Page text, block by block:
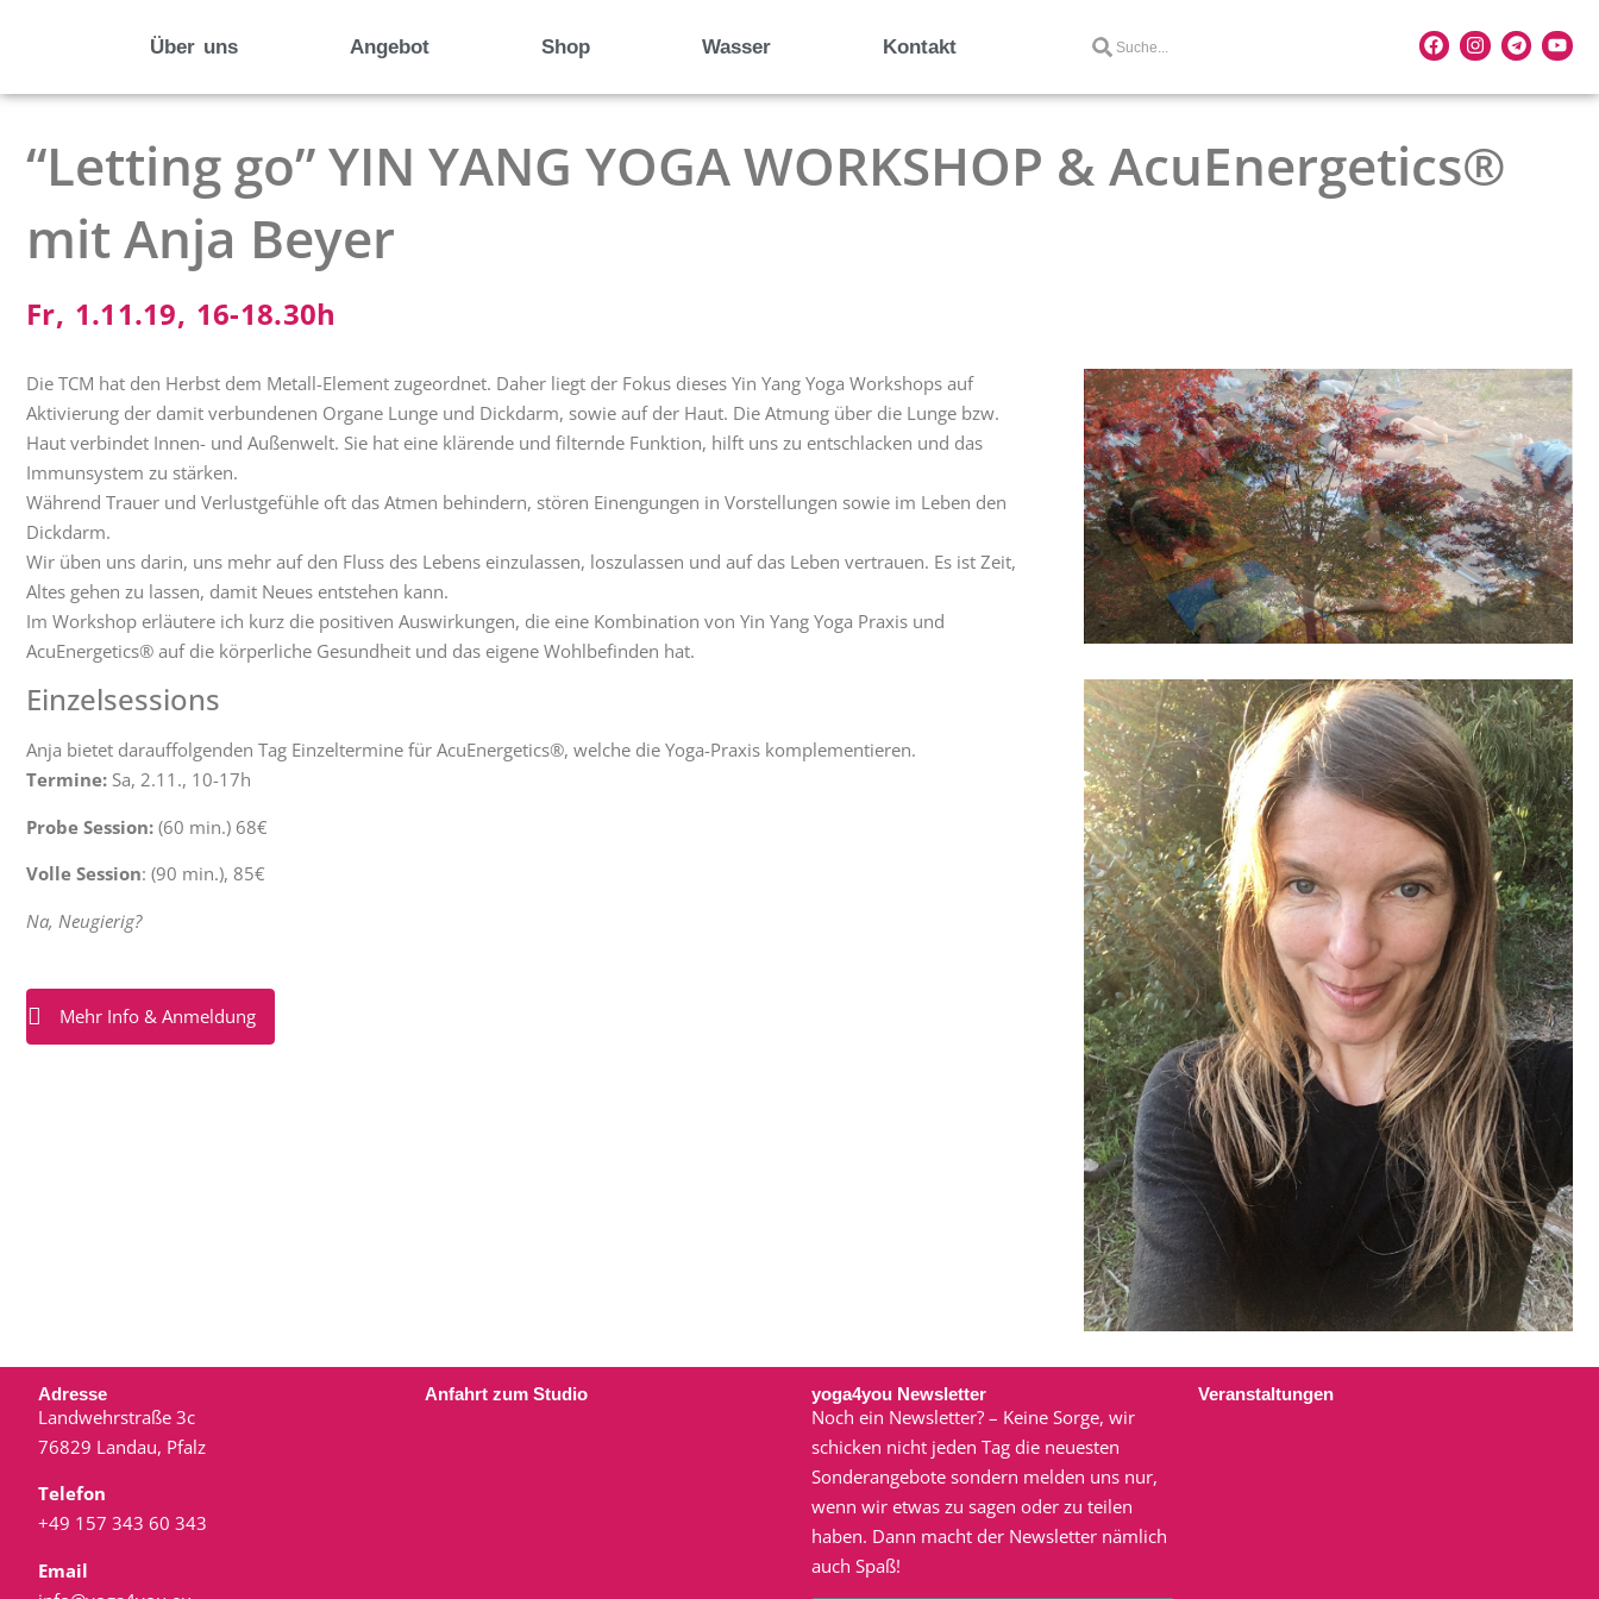
Über uns Angebot Shop Wasser Kontakt
“Letting go” YIN YANG YOGA WORKSHOP & AcuEnergetics®
mit Anja Beyer
Fr, 1.11.19, 16-18.30h
Die TCM hat den Herbst dem Metall-Element zugeordnet. Daher liegt der Fokus dieses Yin Yang Yoga Workshops auf
Aktivierung der damit verbundenen Organe Lunge und Dickdarm, sowie auf der Haut. Die Atmung über die Lunge bzw.
Haut verbindet Innen- und Außenwelt. Sie hat eine klärende und filternde Funktion, hilft uns zu entschlacken und das
Immunsystem zu stärken.
Während Trauer und Verlustgefühle oft das Atmen behindern, stören Einengungen in Vorstellungen sowie im Leben den
Dickdarm.
Wir üben uns darin, uns mehr auf den Fluss des Lebens einzulassen, loszulassen und auf das Leben vertrauen. Es ist Zeit,
Altes gehen zu lassen, damit Neues entstehen kann.
Im Workshop erläutere ich kurz die positiven Auswirkungen, die eine Kombination von Yin Yang Yoga Praxis und
AcuEnergetics® auf die körperliche Gesundheit und das eigene Wohlbefinden hat.
Einzelsessions
Anja bietet darauffolgenden Tag Einzeltermine für AcuEnergetics®, welche die Yoga-Praxis komplementieren.
Termine: Sa, 2.11., 10-17h
Probe Session: (60 min.) 68€
Volle Session: (90 min.), 85€
Na, Neugierig?
Mehr Info & Anmeldung
Adresse
Landwehrstraße 3c
76829 Landau, Pfalz
Telefon
+49 157 343 60 343
Email
Anfahrt zum Studio yoga4you Newsletter
Noch ein Newsletter? – Keine Sorge, wir
schicken nicht jeden Tag die neuesten
Sonderangebote sondern melden uns nur,
wenn wir etwas zu sagen oder zu teilen
haben. Dann macht der Newsletter nämlich
auch Spaß!
Veranstaltungen